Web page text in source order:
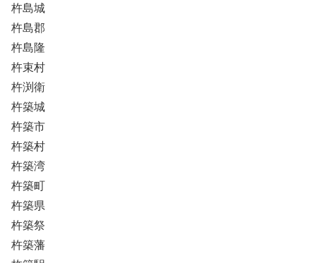
杵島城
杵島郡
杵島隆
杵束村
杵渕衛
杵築城
杵築市
杵築村
杵築湾
杵築町
杵築県
杵築祭
杵築藩